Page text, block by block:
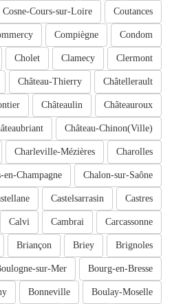
Coutances
Cosne-Cours-sur-Loire
Condom
Compiègne
Clermont
Clamecy
Cholet
Châtellerault
Château-Thierry
Châteauroux
Châteaulin
Château-Chinon(Ville)
Charolles
Charleville-Mézières
Chalon-sur-Saône
en-Champagne
Castres
Castelsarrasin
Carcassonne
Cambrai
Calvi
Brignoles
Briey
Briançon
Bourg-en-Bresse
sur-Mer
Boulay-Moselle
Bonneville